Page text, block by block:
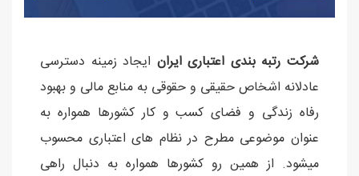
شرکت رتبه بندی اعتباری ایران ایجاد زمینه دسترسی
عادلانه اشخاص حقیقی و حقوقی به منابع مالی و بهبود
رفاه زندگی و فضای کسب و کار کشورها همواره به
عنوان موضوعی مطرح در نظام های اعتباری محسوب
میشود. از همین رو کشورها همواره به دنبال راهی